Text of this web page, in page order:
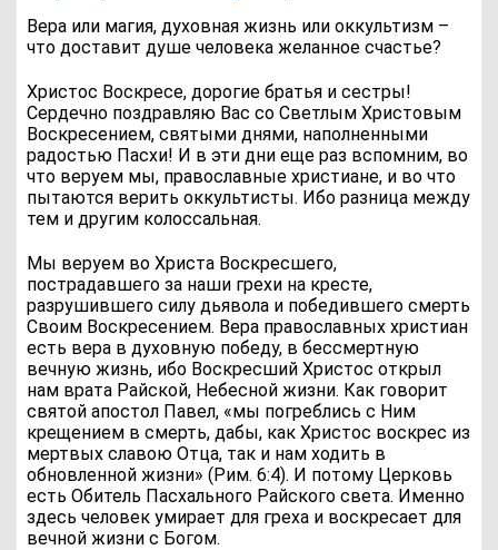
Вера или магия, духовная жизнь или оккультизм –
что доставит душе человека желанное счастье?
Христос Воскресе, дорогие братья и сестры!
Сердечно поздравляю Вас со Светлым Христовым
Воскресением, святыми днями, наполненными
радостью Пасхи! И в эти дни еще раз вспомним, во
что веруем мы, православные христиане, и во что
пытаются верить оккультисты. Ибо разница между
тем и другим колоссальная.
Мы веруем во Христа Воскресшего,
пострадавшего за наши грехи на кресте,
разрушившего силу дьявола и победившего смерть
Своим Воскресением. Вера православных христиан
есть вера в духовную победу, в бессмертную
вечную жизнь, ибо Воскресший Христос открыл
нам врата Райской, Небесной жизни. Как говорит
святой апостол Павел, «мы погреблись с Ним
крещением в смерть, дабы, как Христос воскрес из
мертвых славою Отца, так и нам ходить в
обновленной жизни» (Рим. 6:4). И потому Церковь
есть Обитель Пасхального Райского света. Именно
здесь человек умирает для греха и воскресает для
вечной жизни с Богом.